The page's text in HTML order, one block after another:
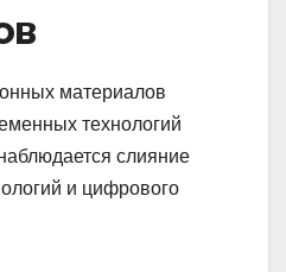
материалов
технологий
слияние
и цифрового